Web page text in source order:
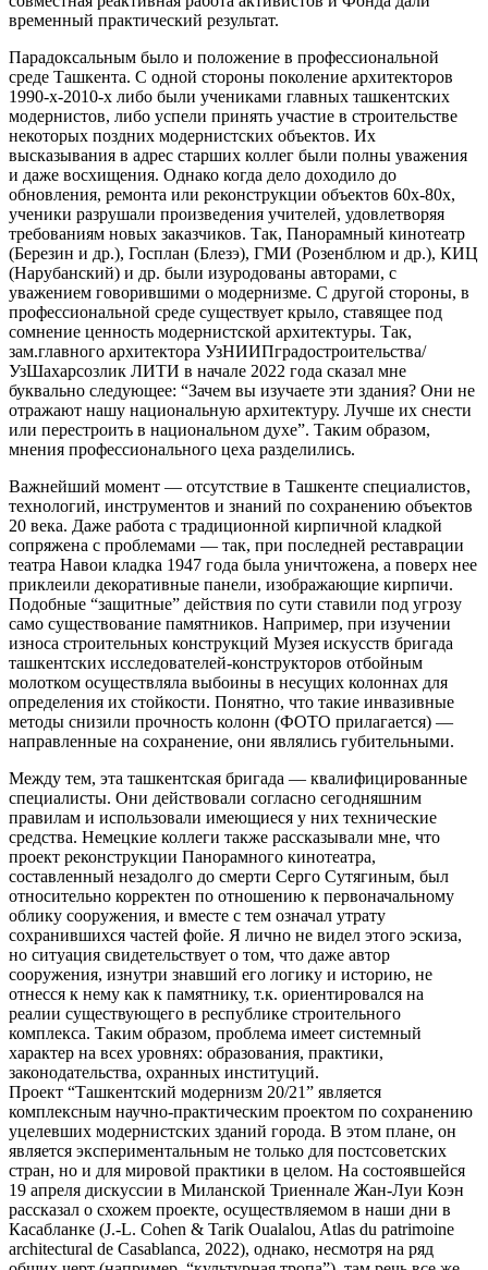
временный практический результат.
Парадоксальным было и положение в профессиональной
среде Ташкента. С одной стороны поколение архитекторов
1990-х-2010-х либо были учениками главных ташкентских
модернистов, либо успели принять участие в строительстве
некоторых поздних модернистских объектов. Их
высказывания в адрес старших коллег были полны уважения
и даже восхищения. Однако когда дело доходило до
обновления, ремонта или реконструкции объектов 60х-80х,
ученики разрушали произведения учителей, удовлетворяя
требованиям новых заказчиков. Так, Панорамный кинотеатр
(Березин и др.), Госплан (Блезэ), ГМИ (Розенблюм и др.), КИЦ
(Нарубанский) и др. были изуродованы авторами, с
уважением говорившими о модернизме. С другой стороны, в
профессиональной среде существует крыло, ставящее под
сомнение ценность модернистской архитектуры. Так,
зам.главного архитектора УзНИИПградостроительства/
УзШахарсозлик ЛИТИ в начале 2022 года сказал мне
буквально следующее: “Зачем вы изучаете эти здания? Они не
отражают нашу национальную архитектуру. Лучше их снести
или перестроить в национальном духе”. Таким образом,
мнения профессионального цеха разделились.
Важнейший момент — отсутствие в Ташкенте специалистов,
технологий, инструментов и знаний по сохранению объектов
20 века. Даже работа с традиционной кирпичной кладкой
сопряжена с проблемами — так, при последней реставрации
театра Навои кладка 1947 года была уничтожена, а поверх нее
приклеили декоративные панели, изображающие кирпичи.
Подобные “защитные” действия по сути ставили под угрозу
само существование памятников. Например, при изучении
износа строительных конструкций Музея искусств бригада
ташкентских исследователей-конструкторов отбойным
молотком осуществляла выбоины в несущих колоннах для
определения их стойкости. Понятно, что такие инвазивные
методы снизили прочность колонн (ФОТО прилагается) —
направленные на сохранение, они являлись губительными.
Между тем, эта ташкентская бригада — квалифицированные
специалисты. Они действовали согласно сегодняшним
правилам и использовали имеющиеся у них технические
средства. Немецкие коллеги также рассказывали мне, что
проект реконструкции Панорамного кинотеатра,
составленный незадолго до смерти Серго Сутягиным, был
относительно корректен по отношению к первоначальному
облику сооружения, и вместе с тем означал утрату
сохранившихся частей фойе. Я лично не видел этого эскиза,
но ситуация свидетельствует о том, что даже автор
сооружения, изнутри знавший его логику и историю, не
отнесся к нему как к памятнику, т.к. ориентировался на
реалии существующего в республике строительного
комплекса. Таким образом, проблема имеет системный
характер на всех уровнях: образования, практики,
законодательства, охранных институций.
Проект “Ташкентский модернизм 20/21” является
комплексным научно-практическим проектом по сохранению
уцелевших модернистских зданий города. В этом плане, он
является экспериментальным не только для постсоветских
стран, но и для мировой практики в целом. На состоявшейся
19 апреля дискуссии в Миланской Триеннале Жан-Луи Коэн
рассказал о схожем проекте, осуществляемом в наши дни в
Касабланке (J.-L. Cohen & Tarik Oualalou, Atlas du patrimoine
architectural de Casablanca, 2022), однако, несмотря на ряд